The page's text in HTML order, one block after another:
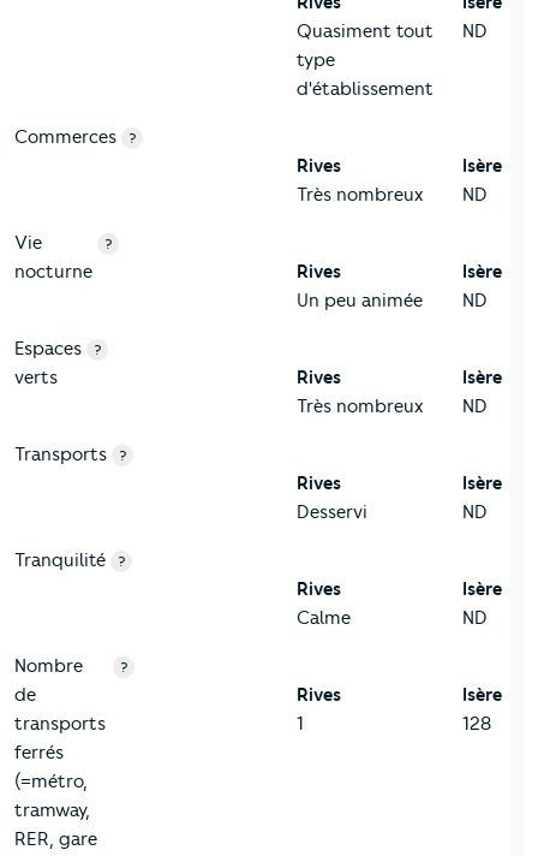
Quasiment tout
type
d'établissement
ND
Commerces ?
Rives
Très nombreux
Isère
ND
Vie
nocturne
?
Rives
Un peu animée
Isère
ND
Espaces
verts
?
Rives
Très nombreux
Isère
ND
Transports ?
Rives
Desservi
Isère
ND
Tranquilité ?
Rives
Calme
Isère
ND
Nombre
de
transports
ferrés
(=métro,
tramway,
RER, gare
?
Rives
1
Isère
128